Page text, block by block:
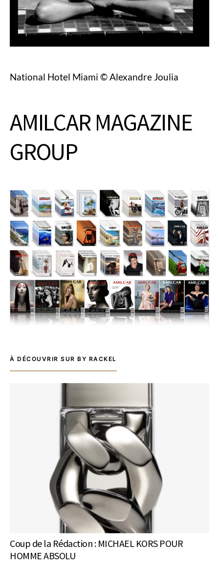
National Hotel Miami © Alexandre Joulia
AMILCAR MAGAZINE
GROUP
À DÉCOUVRIR SUR BY RACKEL
Coup de la Rédaction : MICHAEL KORS POUR
HOMME ABSOLU